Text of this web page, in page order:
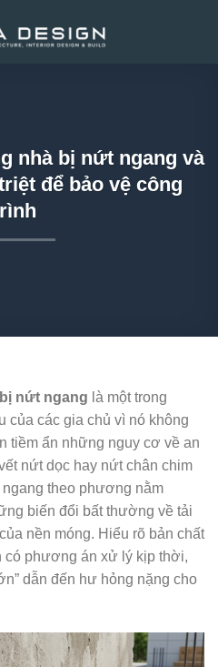
nhà bị nứt ngang và
để bảo vệ công
nứt ngang là một trong
của các gia chủ vì nó không
tiềm ẩn những nguy cơ về an
nứt dọc hay nứt chân chim
theo phương nằm
biến đổi bất thường về tải
nền móng. Hiểu rõ bản chất
có phương án xử lý kịp thời,
dẫn đến hư hỏng nặng cho